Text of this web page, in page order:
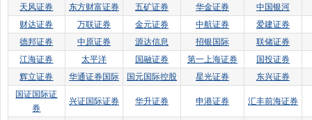
天风证券 东方财富证券 五矿证券 华金证券
中国银河
财达证券
万联证券 金元证券 中航证券
爱建证券
德邦证券
中原证券 源达信息 招银国际
联储证券
江海证券
太平洋 国融证券 第一上海证券
国投证券
辉立证券
华通证券国际 国元国际控股 星光证券
东兴证券
国证国际证
券
兴证国际证券 华升证券 申港证券 汇丰前海证券